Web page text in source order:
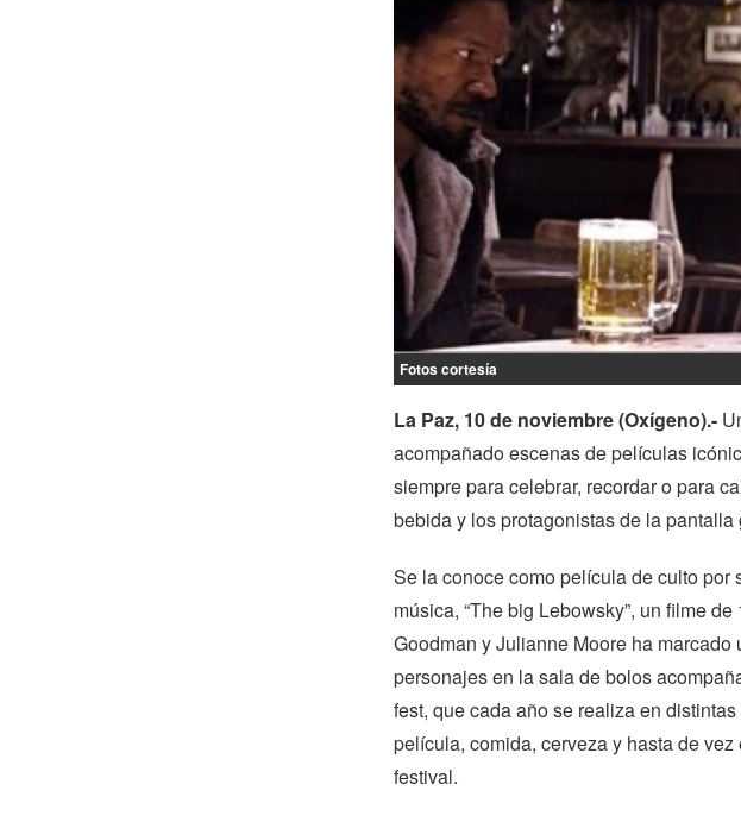
Fotos cortesía
La Paz, 10 de noviembre (Oxígeno).-
acompañado escenas de películas
siempre para celebrar, recordar o para
bebida y los protagonistas de la
Se la conoce como película de culto
música, “The big Lebowsky”, un filme
Goodman y Julianne Moore ha
personajes en la sala de bolos
fest, que cada año se realiza en
película, comida, cerveza y hasta de
festival.